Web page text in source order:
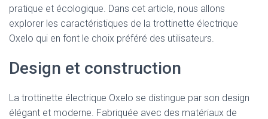
pratique et écologique. Dans cet article, nous allons
explorer les caractéristiques de la trottinette électrique
Oxelo qui en font le choix préféré des utilisateurs.
Design et construction
La trottinette électrique Oxelo se distingue par son design
élégant et moderne. Fabriquée avec des matériaux de